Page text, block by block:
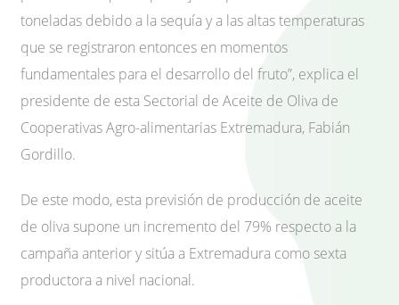
toneladas debido a la sequía y a las altas temperaturas
que se registraron entonces en momentos
fundamentales para el desarrollo del fruto”, explica el
presidente de esta Sectorial de Aceite de Oliva de
Cooperativas Agro-alimentarias Extremadura, Fabián
Gordillo.
De este modo, esta previsión de producción de aceite
de oliva supone un incremento del 79% respecto a la
campaña anterior y sitúa a Extremadura como sexta
productora a nivel nacional.